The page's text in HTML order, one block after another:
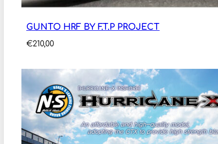
GUNTO HRF BY F.T.P PROJECT
€210,00